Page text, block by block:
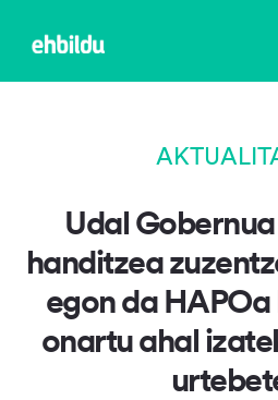
Udal
handitzea
egon da
onartu ahal